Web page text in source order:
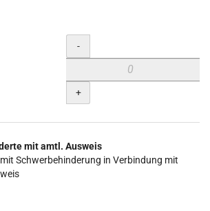
Menge
-
+
mit amtl. Ausweis
Schwerbehinderung in Verbindung mit